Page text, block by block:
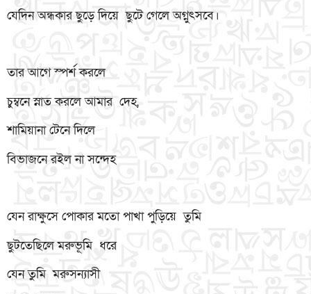
যেদিন অন্ধকার ছুড়ে দিয়ে ছুটে গেলে অগ্নুৎসবে।
তার আগে স্পর্শ করলে
চুম্বনে স্নাত করলে আমার দেহ,
শামিয়ানা টেনে দিলে
বিভাজনে রইল না সন্দেহ
যেন রাক্ষুসে পোকার মতো পাখা পুড়িয়ে তুমি
ছুটতেছিলে মরুভূমি ধরে
যেন তুমি মরুসন্যাসী